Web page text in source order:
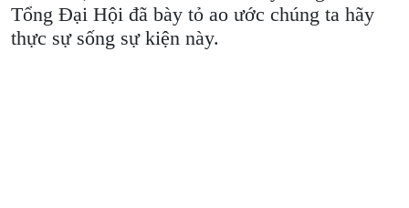
Tổng Đại Hội đã bày tỏ ao ước chúng ta hãy
thực sự sống sự kiện này.